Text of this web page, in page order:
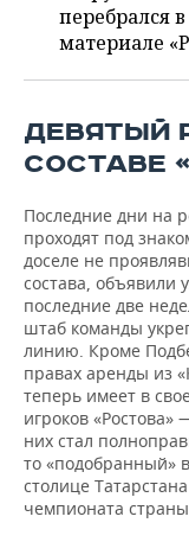
ОТКРЫТАЯ
БАСКЕТБОЛ
КИБЕРСПОРТ
ФИГУРНОЕ
ВОДНЫЕ ВИДЫ
ХОККЕЙ С
КУЛЬТУРА
МЕДИЦИНА
ОБРАЗОВАНИЕ
ПРОИСШЕСТВИЯ
СЮЖЕТЫ
СПРАВОЧНИК
СПИСОК ПЕРСОН
СПИСОК
ПОЛНАЯ ВЕРСИЯ
перебрался
материале
ДЕВЯТЫЙ
СОСТАВЕ
Последние дни на
проходят под
доселе не
состава, объявили
последние две
штаб команды
линию. Кроме
правах аренды из
теперь имеет в
игроков
них стал
то «подобранный»
столице
чемпионата